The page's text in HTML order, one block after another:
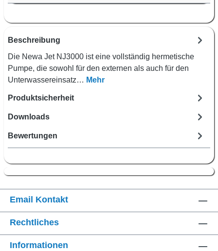
Beschreibung
Die Newa Jet NJ3000 ist eine vollständig hermetische
Pumpe, die sowohl für den externen als auch für den
Unterwassereinsatz… Mehr
Produktsicherheit
Downloads
Bewertungen
Email Kontakt
Rechtliches
Informationen